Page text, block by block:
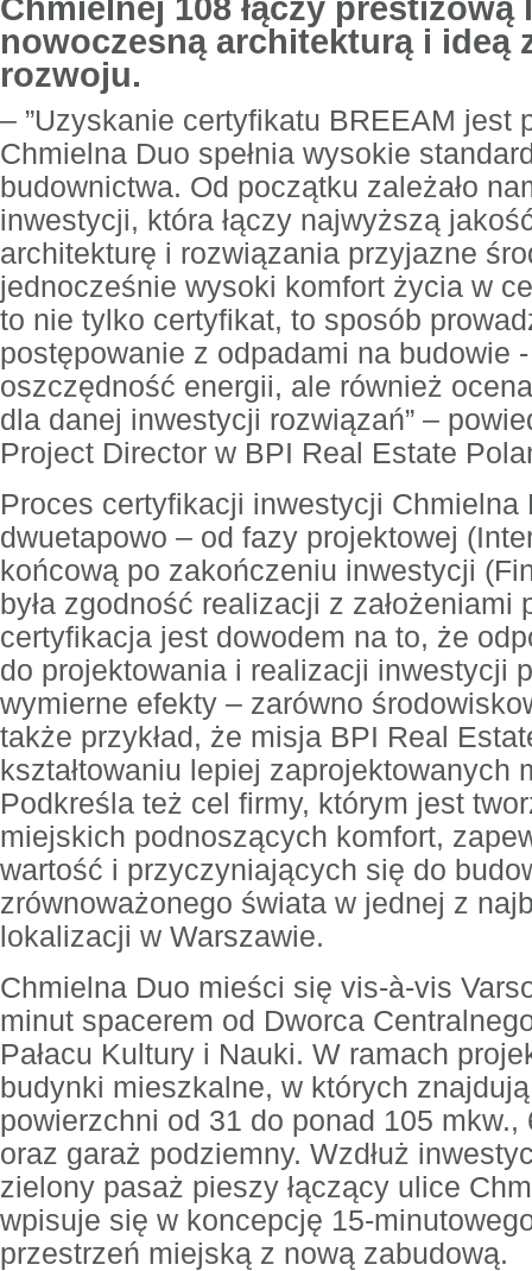
Chmielnej 108 łączy prestiżową
nowoczesną architekturą i ideą
rozwoju.
– ”Uzyskanie certyfikatu BREEAM jest
Chmielna Duo spełnia wysokie
budownictwa. Od początku zależało
inwestycji, która łączy najwyższą
architekturę i rozwiązania przyjazne
jednocześnie wysoki komfort życia w
to nie tylko certyfikat, to sposób
postępowanie z odpadami na budowie
oszczędność energii, ale również
dla danej inwestycji rozwiązań” –
Project Director w BPI Real Estate
Proces certyfikacji inwestycji Chmielna
dwuetapowo – od fazy projektowej
końcową po zakończeniu inwestycji
była zgodność realizacji z
certyfikacja jest dowodem na to, że
do projektowania i realizacji inwestycji
wymierne efekty – zarówno
także przykład, że misja BPI Real
kształtowaniu lepiej zaprojektowanych
Podkreśla też cel firmy, którym jest
miejskich podnoszących komfort,
wartość i przyczyniających się do
zrównoważonego świata w jednej z
lokalizacji w Warszawie.
Chmielna Duo mieści się vis-à-vis
minut spacerem od Dworca
Pałacu Kultury i Nauki. W ramach
budynki mieszkalne, w których
powierzchni od 31 do ponad 105 mkw.,
oraz garaż podziemny. Wzdłuż
zielony pasaż pieszy łączący ulice
wpisuje się w koncepcję 15-
przestrzeń miejską z nową zabudową.